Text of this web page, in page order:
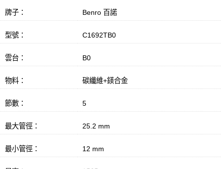
牌子： Benro 百諾
型號： C1692TB0
雲台： B0
物料： 碳纖維+鎂合金
節數： 5
最大管徑： 25.2 mm
最小管徑： 12 mm